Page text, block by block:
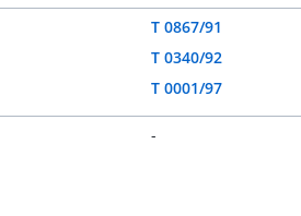
T 0867/91
T 0340/92
T 0001/97
-